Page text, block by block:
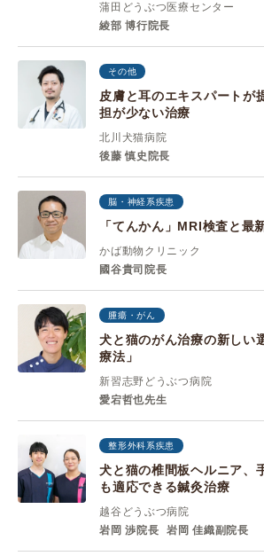
蒲田どうぶつ医療センター
綾部 博行院長
その他
皮膚と耳のエキスパートが
担が少ない治療
北川犬猫病院
後藤 慎史院長
脳・神経系疾患
「てんかん」MRI検査と最
かば動物クリニック
國谷貴司院長
腫瘍・がん
犬と猫のがん治療の新しい
療法」
新習志野どうぶつ病院
愛宕哲也先生
整形外科系疾患
犬と猫の椎間板ヘルニア、
も適応できる鍼灸治療
越谷どうぶつ病院
岩岡 渉院長
岩岡 佳織副院長